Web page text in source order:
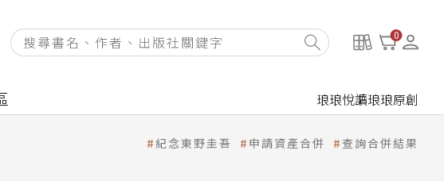
0
琅琅悅讀琅琅原創
紀念東野圭吾 申請資產合併 查詢合併結果